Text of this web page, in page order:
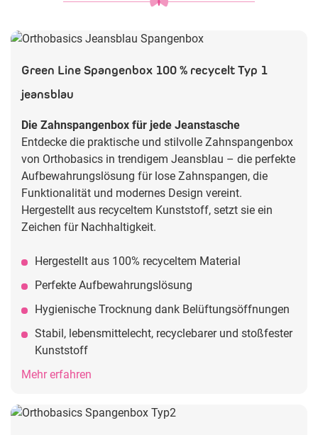
Green Line Spangenbox 100 % recycelt Typ 1
jeansblau
Die Zahnspangenbox für jede Jeanstasche
Entdecke die praktische und stilvolle Zahnspangenbox
von Orthobasics in trendigem Jeansblau – die perfekte
Aufbewahrungslösung für lose Zahnspangen, die
Funktionalität und modernes Design vereint.
Hergestellt aus recyceltem Kunststoff, setzt sie ein
Zeichen für Nachhaltigkeit.
Hergestellt aus 100% recyceltem Material
Perfekte Aufbewahrungslösung
Hygienische Trocknung dank Belüftungsöffnungen
Stabil, lebensmittelecht, recyclebarer und stoßfester
Kunststoff
Mehr erfahren